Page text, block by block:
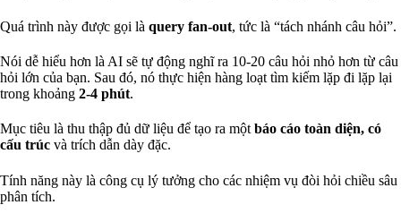
Quá trình này được gọi là query fan-out, tức là “tách nhánh câu hỏi”.
Nói dễ hiểu hơn là AI sẽ tự động nghĩ ra 10-20 câu hỏi nhỏ hơn từ câu
hỏi lớn của bạn. Sau đó, nó thực hiện hàng loạt tìm kiếm lặp đi lặp lại
trong khoảng 2-4 phút.
Mục tiêu là thu thập đủ dữ liệu để tạo ra một báo cáo toàn diện, có
cấu trúc và trích dẫn dày đặc.
Tính năng này là công cụ lý tưởng cho các nhiệm vụ đòi hỏi chiều sâu
phân tích.